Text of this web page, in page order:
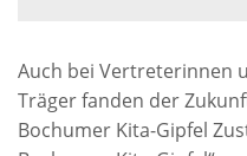
Auch bei Vertreterinnen
Träger fanden der
Bochumer Kita-Gipfel